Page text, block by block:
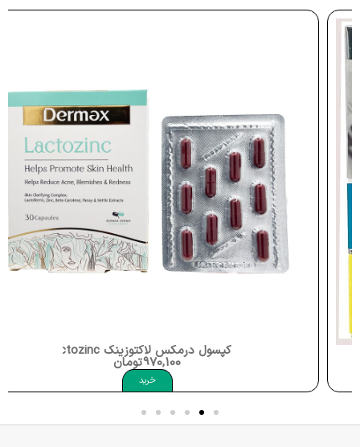
کپسول درمکس لاکتوزینک Dermex Lactozinc
970,100تومان
خرید